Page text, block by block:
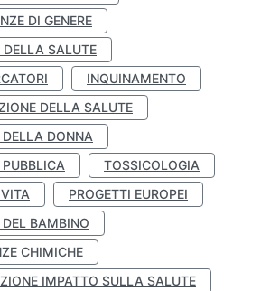
DI GENERE
SALUTE
INQUINAMENTO
DELLA SALUTE
DONNA
TOSSICOLOGIA
PROGETTI EUROPEI
BAMBINO
CHIMICHE
IMPATTO SULLA SALUTE